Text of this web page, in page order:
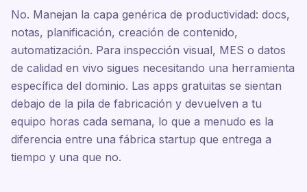
No. Manejan la capa genérica de productividad: docs,
notas, planificación, creación de contenido,
automatización. Para inspección visual, MES o datos
de calidad en vivo sigues necesitando una herramienta
específica del dominio. Las apps gratuitas se sientan
debajo de la pila de fabricación y devuelven a tu
equipo horas cada semana, lo que a menudo es la
diferencia entre una fábrica startup que entrega a
tiempo y una que no.